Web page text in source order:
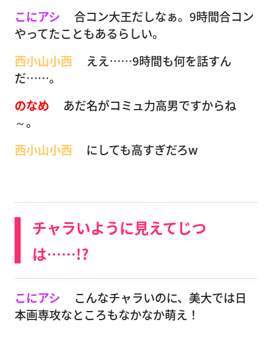
こにアシ
合コン大王だしなぁ。9時間合コン
やってたこともあるらしい。
西小山小西
ええ……9時間も何を話すん
だ……。
のなめ
あだ名がコミュ力高男ですからね
～。
西小山小西
にしても高すぎだろw
チャラいように見えてじつ
は……!?
こにアシ
こんなチャラいのに、美大では日
本画専攻なところもなかなか萌え！